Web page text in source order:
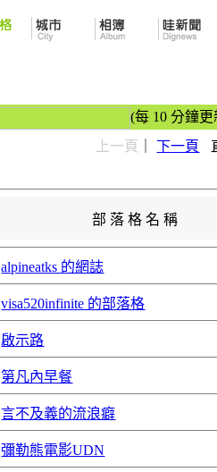
(每 10 分鐘更
上一頁
｜下一頁
部 落 格 名 稱
alpineatks 的網誌
visa520infinite 的部落格
啟示路
第凡內早餐
言不及義的流浪癖
彌勒熊電影UDN